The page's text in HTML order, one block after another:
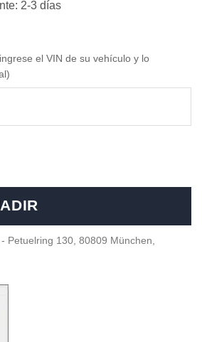
2-3 días
el VIN de su vehículo y lo
Petuelring 130, 80809 München,